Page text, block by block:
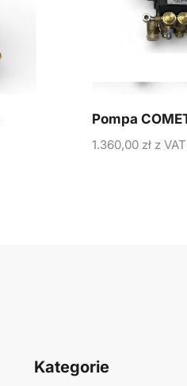
Pompa
1.360,00 złz VAT
Kategorie